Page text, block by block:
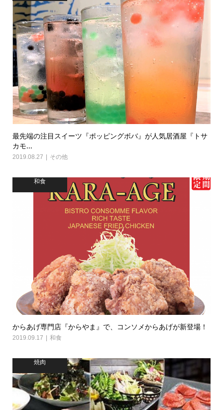
最先端の注目スイーツ『ポッピングボバ』が人気居酒屋『トサ
カモ...
2019.08.27 その他
和食
からあげ専門店『からやま』で、コンソメからあげが新登場！
2019.09.17 和食
焼肉